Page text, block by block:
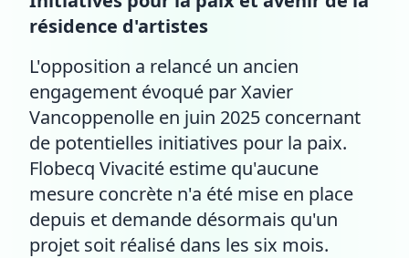
résidence d'artistes
L'opposition a relancé un ancien
engagement évoqué par Xavier
Vancoppenolle en juin 2025 concernant
de potentielles initiatives pour la paix.
Flobecq Vivacité estime qu'aucune
mesure concrète n'a été mise en place
depuis et demande désormais qu'un
projet soit réalisé dans les six mois.